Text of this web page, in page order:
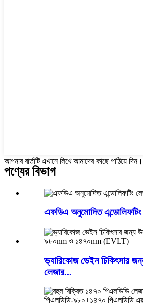
আপনার বার্তাটি এখানে লিখে আমাদের কাছে পাঠিয়ে দিন।
পণ্যের বিভাগ
এফডিএ অনুমোদিত
ভ্যারিকোজ ভেইন চিকিৎসার
লেজার...